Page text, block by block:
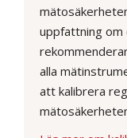
uppfattning
alla
att kalibrera